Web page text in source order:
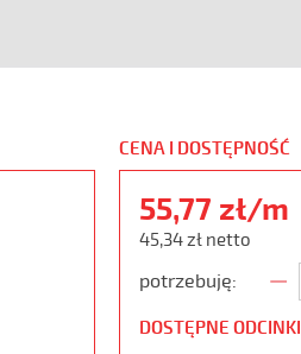
CENA I DOSTĘPNOŚĆ
55,77 zł/m
45,34 zł netto
potrzebuję:
DOSTĘPNE ODCINKI